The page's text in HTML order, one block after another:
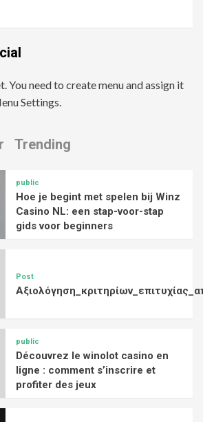
You need to create menu and assign it
Settings.
Trending
public
Hoe je begint met spelen bij Winz
Casino NL: een stap-voor-stap
gids voor beginners
Post
public
Découvrez le winolot casino en
ligne : comment s’inscrire et
profiter des jeux